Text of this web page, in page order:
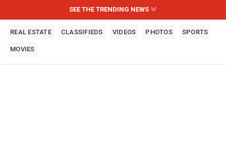
SEE THE TRENDING NEWS
REAL ESTATE CLASSIFIEDS VIDEOS PHOTOS SPORTS
MOVIES